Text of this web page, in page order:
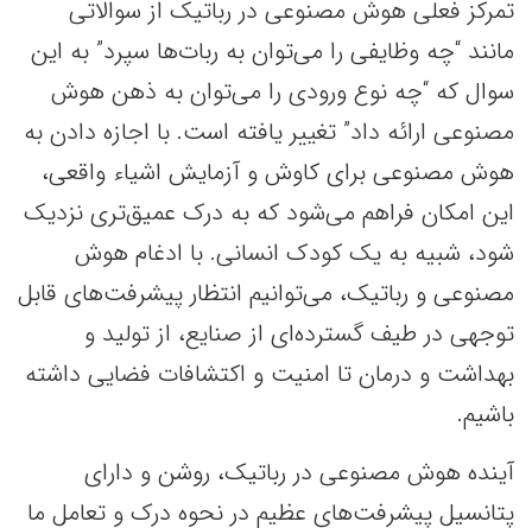
تمرکز فعلی هوش مصنوعی در رباتیک از سوالاتی
مانند “چه وظایفی را می‌توان به ربات‌ها سپرد” به این
سوال که “چه نوع ورودی‌ را می‌توان به ذهن هوش
مصنوعی ارائه داد” تغییر یافته است. با اجازه دادن به
هوش مصنوعی برای کاوش و آزمایش اشیاء واقعی،
این امکان فراهم می‌شود که به درک عمیق‌تری نزدیک
شود، شبیه به یک کودک انسانی. با ادغام هوش
مصنوعی و رباتیک، می‌توانیم انتظار پیشرفت‌های قابل
توجهی در طیف گسترده‌ای از صنایع، از تولید و
بهداشت و درمان تا امنیت و اکتشافات فضایی داشته
باشیم.
آینده هوش مصنوعی در رباتیک، روشن و دارای
پتانسیل پیشرفت‌های عظیم در نحوه درک و تعامل ما